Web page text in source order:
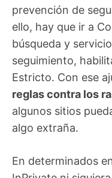
prevención de
ello, hay que ir a
búsqueda y
seguimiento,
Estricto. Con ese
reglas contra los
algunos sitios
algo extraña.
En determinados